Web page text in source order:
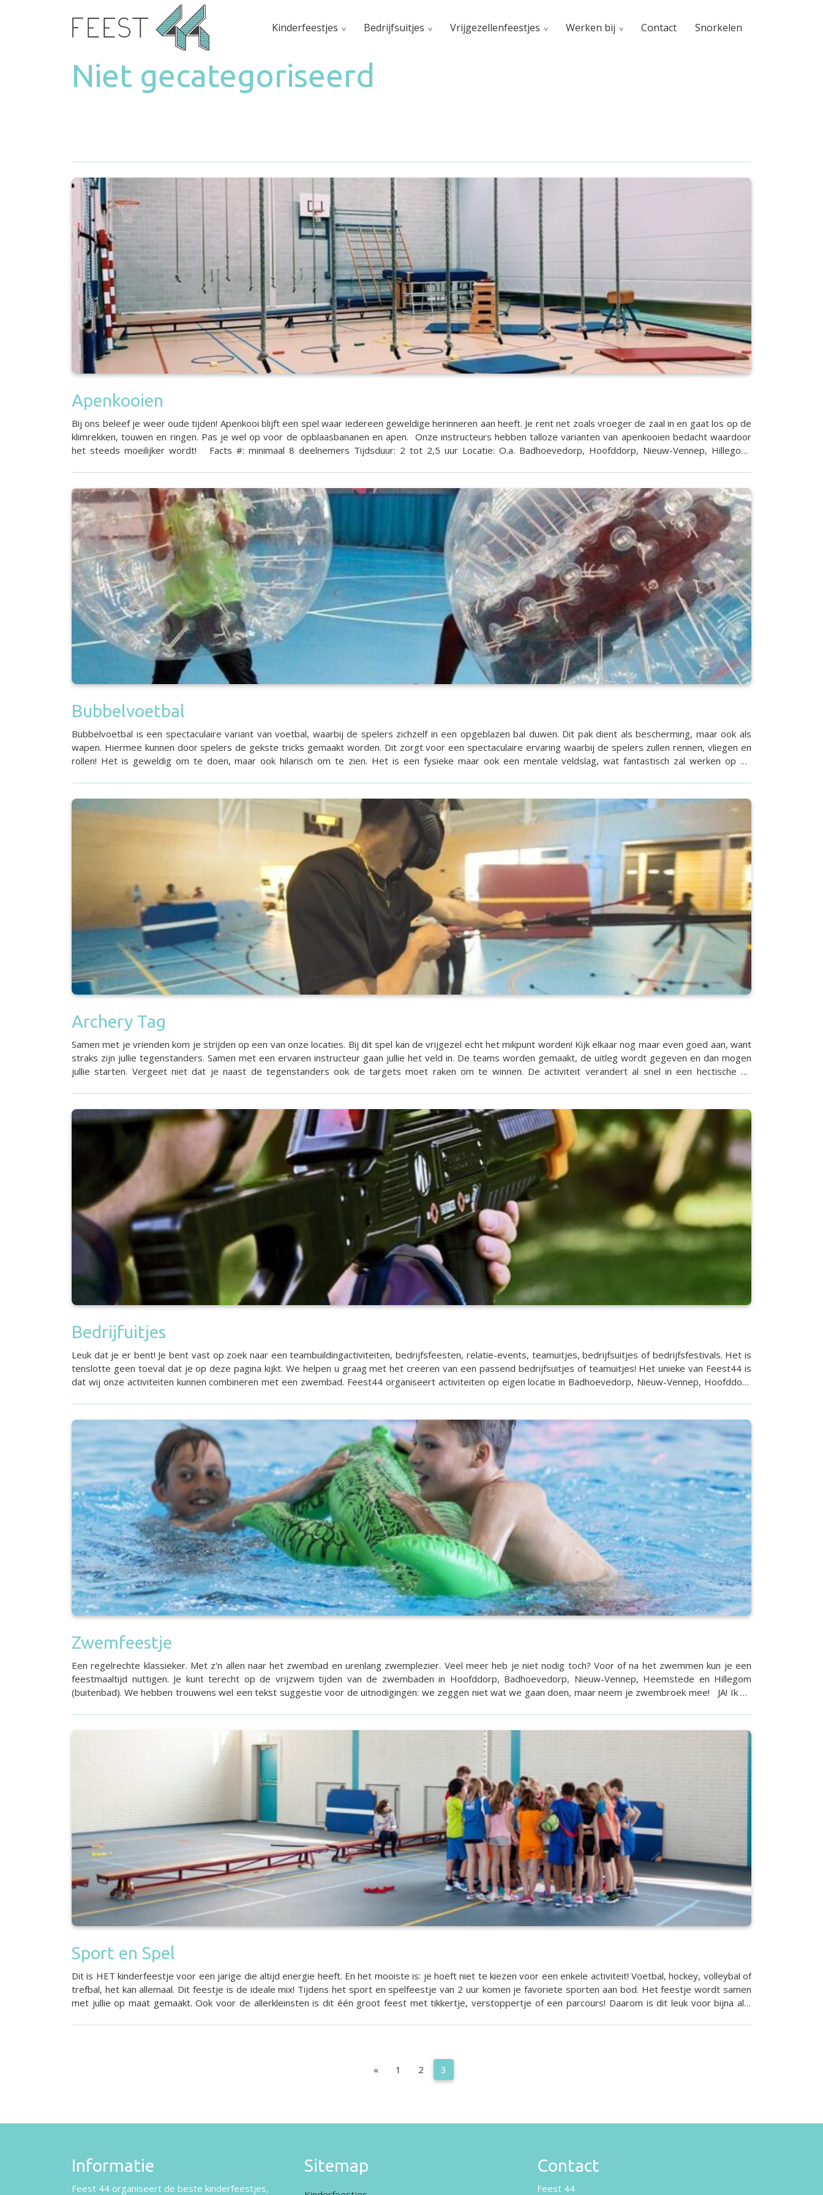
Kinderfeestjes Bedrijfsuitjes Vrijgezellenfeestjes Werken bij Contact Snorkelen
Niet gecategoriseerd
Apenkooien
Bij ons beleef je weer oude tijden! Apenkooi blijft een spel waar iedereen geweldige herinneren aan heeft. Je rent net zoals vroeger de zaal in en gaat los op de
klimrekken, touwen en ringen. Pas je wel op voor de opblaasbananen en apen. Onze instructeurs hebben talloze varianten van apenkooien bedacht waardoor
het steeds moeilijker wordt! Facts #: minimaal 8 deelnemers ​Tijdsduur: 2 tot 2,5 uur Locatie: O.a. Badhoevedorp, Hoofddorp, Nieuw-Vennep, Hillegom,
Bubbelvoetbal
Bubbelvoetbal is een spectaculaire variant van voetbal, waarbij de spelers zichzelf in een opgeblazen bal duwen. Dit pak dient als bescherming, maar ook als
wapen. Hiermee kunnen door spelers de gekste tricks gemaakt worden. Dit zorgt voor een spectaculaire ervaring waarbij de spelers zullen rennen, vliegen en
rollen! Het is geweldig om te doen, maar ook hilarisch om te zien. Het is een fysieke maar ook een mentale veldslag, wat fantastisch zal werken op de
Archery Tag
Samen met je vrienden kom je strijden op een van onze locaties. Bij dit spel kan de vrijgezel echt het mikpunt worden! Kijk elkaar nog maar even goed aan, want
straks zijn jullie tegenstanders. Samen met een ervaren instructeur gaan jullie het veld in. De teams worden gemaakt, de uitleg wordt gegeven en dan mogen
jullie starten. Vergeet niet dat je naast de tegenstanders ook de targets moet raken om te winnen. De activiteit verandert al snel in een hectische en
Bedrijfuitjes
Leuk dat je er bent! Je bent vast op zoek naar een teambuildingactiviteiten, bedrijfsfeesten, relatie-events, teamuitjes, bedrijfsuitjes of bedrijfsfestivals. Het is
tenslotte geen toeval dat je op deze pagina kijkt. We helpen u graag met het creëren van een passend bedrijfsuitjes of teamuitjes! Het unieke van Feest44 is
dat wij onze activiteiten kunnen combineren met een zwembad. Feest44 organiseert activiteiten op eigen locatie in Badhoevedorp, Nieuw-Vennep, Hoofddorp
Zwemfeestje
Een regelrechte klassieker. Met z'n allen naar het zwembad en urenlang zwemplezier. Veel meer heb je niet nodig toch? Voor of na het zwemmen kun je een
feestmaaltijd nuttigen. Je kunt terecht op de vrijzwem tijden van de zwembaden in Hoofddorp, Badhoevedorp, Nieuw-Vennep, Heemstede en Hillegom
(buitenbad). We hebben trouwens wel een tekst suggestie voor de uitnodigingen: we zeggen niet wat we gaan doen, maar neem je zwembroek mee! JA! Ik wil
Sport en Spel
Dit is HET kinderfeestje voor een jarige die altijd energie heeft. En het mooiste is: je hoeft niet te kiezen voor een enkele activiteit! Voetbal, hockey, volleybal of
trefbal, het kan allemaal. Dit feestje is de ideale mix! Tijdens het sport en spelfeestje van 2 uur komen je favoriete sporten aan bod. Het feestje wordt samen
met jullie op maat gemaakt. Ook voor de allerkleinsten is dit één groot feest met tikkertje, verstoppertje of een parcours! Daarom is dit leuk voor bijna alle
« 1 2 3
Informatie
Feest 44 organiseert de beste kinderfeestjes,
Sitemap Contact
Feest 44